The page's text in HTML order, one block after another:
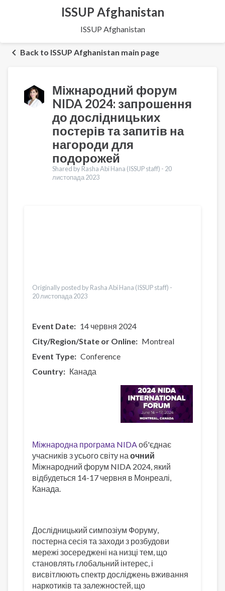
ISSUP Afghanistan
ISSUP Afghanistan
Back to ISSUP Afghanistan main page
Міжнародний форум
NIDA 2024: запрошення
до дослідницьких
постерів та запитів на
нагороди для
подорожей
Shared by Rasha Abi Hana (ISSUP staff) - 20
листопада 2023
Originally posted by Rasha Abi Hana (ISSUP staff) -
20 листопада 2023
Event Date
14 червня 2024
City/Region/State or Online
Montreal
Event Type
Conference
Country
Канада
Міжнародна програма NIDAоб'єднає
учасників з усього світу на очний
Міжнародний форум NIDA 2024, який
відбудеться 14-17 червня в Монреалі,
Канада.
Дослідницький симпозіум Форуму,
постерна сесія та заходи з розбудови
мережі зосереджені на низці тем, що
становлять глобальний інтерес, і
висвітлюють спектр досліджень вживання
наркотиків та залежностей, що